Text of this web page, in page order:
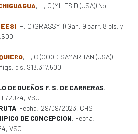
, H, C (MILES D (USA)) No
, H, C (GRASSY II) Gan. 9 carr. 8 cls. y
, H, C (GOOD SAMARITAN (USA))
cls. $18.317.500
DE DUEÑOS F. S. DE CARRERAS,
2024, VSC
, Fecha: 29/09/2023, CHS
DE CONCEPCION, Fecha:
VSC